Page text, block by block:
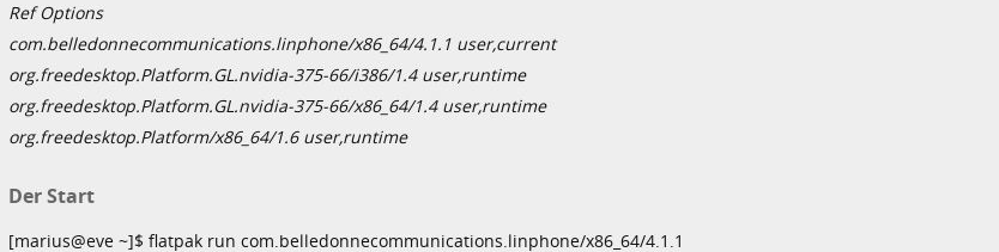
Ref Options
com.belledonnecommunications.linphone/x86_64/4.1.1 user,current
org.freedesktop.Platform.GL.nvidia-375-66/i386/1.4 user,runtime
org.freedesktop.Platform.GL.nvidia-375-66/x86_64/1.4 user,runtime
org.freedesktop.Platform/x86_64/1.6 user,runtime
Der Start
[marius@eve ~]$ flatpak run com.belledonnecommunications.linphone/x86_64/4.1.1